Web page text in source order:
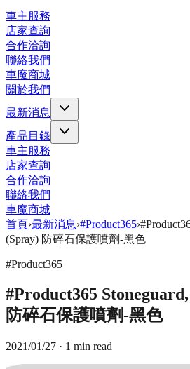
車主服務
店家查詢
合作洽詢
聯絡我們
車魔商城
關於我們
最新消息
產品目錄
車主服務
店家查詢
合作洽詢
聯絡我們
車魔商城
首頁›最新消息›#Product365›
(Spray) 防碎石保護噴劑-黑色
#Product365
#Product365
防碎石保護噴劑-黑色
2021/01/27 · 1 min read